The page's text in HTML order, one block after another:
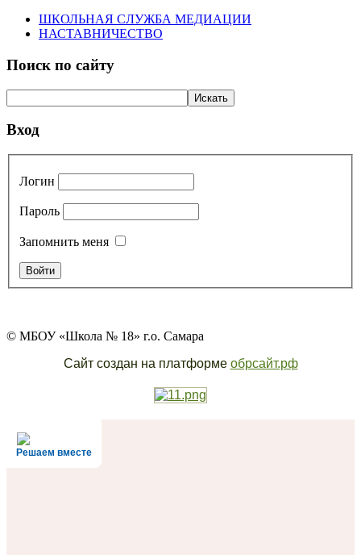
ШКОЛЬНАЯ СЛУЖБА МЕДИАЦИИ
НАСТАВНИЧЕСТВО
Поиск по сайту
Вход
Логин
Пароль
Запомнить меня
© МБОУ «Школа № 18» г.о. Самара
Сайт создан на платформе обрсайт.рф
Решаем вместе